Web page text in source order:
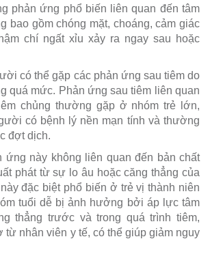
phản ứng phổ biến liên quan đến tâm
bao gồm chóng mặt, choáng, cảm giác
chí ngất xỉu xảy ra ngay sau hoặc
có thể gặp các phản ứng sau tiêm do
quá mức. Phản ứng sau tiêm liên quan
chủng thường gặp ở nhóm trẻ lớn,
có bệnh lý nền mạn tính và thường
đợt dịch.
ứng này không liên quan đến bản chất
phát từ sự lo âu hoặc căng thẳng của
đặc biệt phổ biến ở trẻ vị thành niên
tuổi dễ bị ảnh hưởng bởi áp lực tâm
thẳng trước và trong quá trình tiêm,
từ nhân viên y tế, có thể giúp giảm nguy